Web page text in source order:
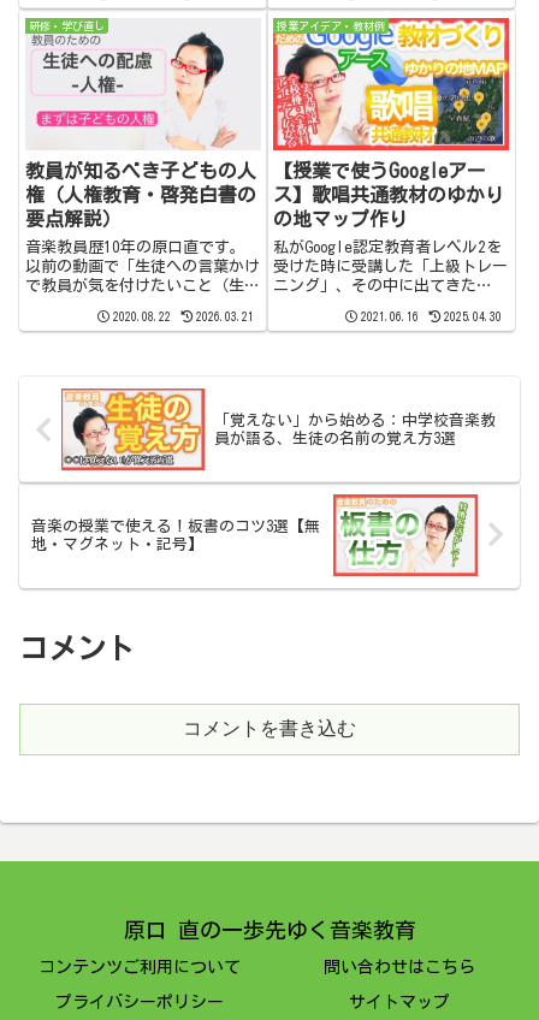
楽授業をよりリアルで深い学びに
導くヒントが満載。
ャンネルでは学び続ける先生と学
生さんのために、学校で役立つ情
報と提案を発信しています...
研修・学び直し
教員が知るべき子どもの人
権（人権教育・啓発白書の
要点解説）
音楽教員歴10年の原口直です。
以前の動画で「生徒への言葉かけ
で教員が気を付けたいこと（生徒
を取り上げました。その中の一つ
っ...
2020.08.22 2026.03.21
授業アイデア・教材例
【授業で使うGoogleアー
ス】歌唱共通教材のゆかり
の地マップ作り
私がGoogle認定教育者レベル2を
受けた時に受講した「上級トレー
ニング」、その中に出てきた
てご紹介します。授業・学級経営
2021.06.16 2025.04.30
「覚えない」から始める：中学校音楽教
員が語る、生徒の名前の覚え方3選
音楽の授業で使える！板書のコツ3選【無
地・マグネット・記号】
コメント
コメントを書き込む
原口 直の一歩先ゆく音楽教育
コンテンツご利用について 問い合わせはこちら
プライバシーポリシー サイトマップ